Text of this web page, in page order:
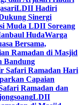
LDII Hadiri
Sinergi
Muda LDII Soreang
HudaWarga
Bersama,
Ramadan di Masjid
Bandung
Safari Ramadan Hari
Capaian
Ramadan dan
LDII